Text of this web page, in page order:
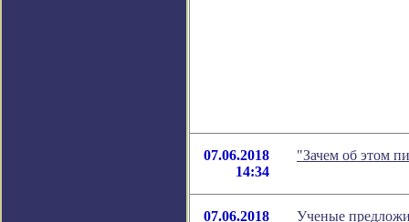
07.06.2018
14:34
"Зачем об этом
07.06.2018
Ученые